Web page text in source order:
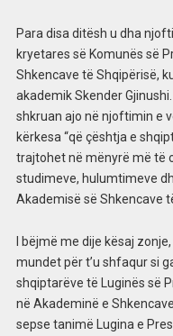
Para disa ditësh u dha
kryetares së Komunës së
Shkencave të Shqipërisë,
akademik Skender
shkruan ajo në njoftimin e
kërkesa “që çështja e
trajtohet në mënyrë më të
studimeve, hulumtimeve
Akademisë së Shkencave
I bëjmë me dije kësaj
mundet për t’u shfaqur si
shqiptarëve të Luginës së
në Akademinë e
sepse tanimë Lugina e